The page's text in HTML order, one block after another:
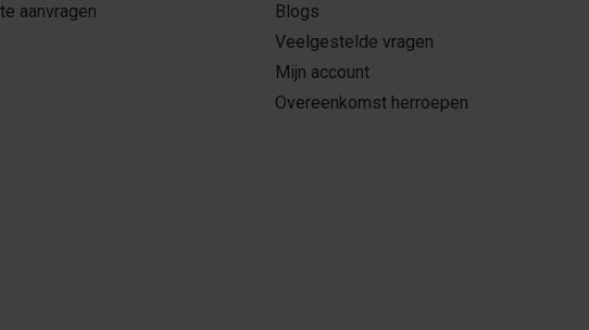
aanvragen
Blogs
Veelgestelde vragen
Mijn account
Overeenkomst herroepen